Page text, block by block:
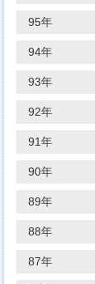
95年
94年
93年
92年
91年
90年
89年
88年
87年